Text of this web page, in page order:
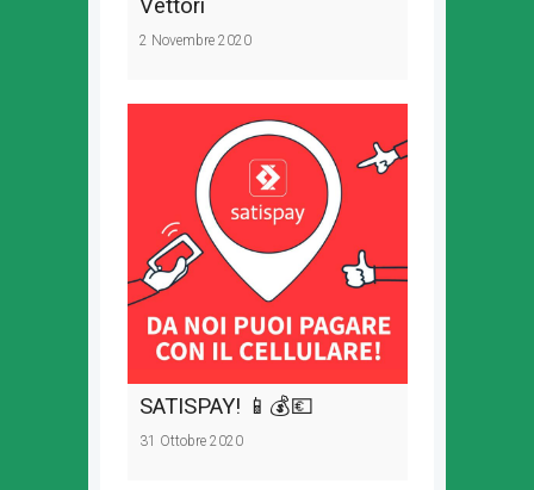
Vettori
2 Novembre 2020
SATISPAY! 📱💰💶
31 Ottobre 2020